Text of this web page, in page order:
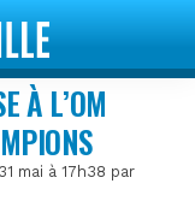
À L’OM
mai à 17h38 par